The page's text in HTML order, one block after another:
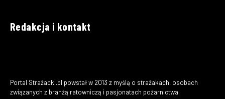
Redakcja i kontakt
Portal Strażacki.pl powstał w 2013 z myślą o strażakach, osobach
związanych z branżą ratowniczą i pasjonatach pożarnictwa.